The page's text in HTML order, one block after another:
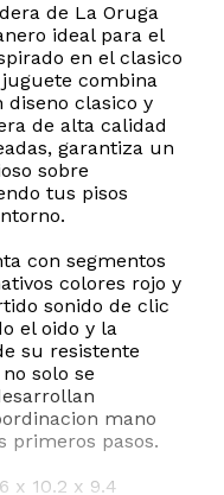
de La Oruga
ideal para el
en el clasico
combina
diseno clasico y
de alta calidad
garantiza un
sobre
tus pisos
con segmentos
colores rojo y
sonido de clic
el oido y la
su resistente
solo se
mano
primeros pasos.
x 10.2 x 9.4